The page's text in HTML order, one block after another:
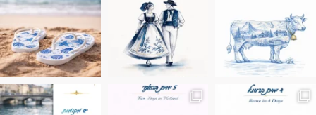
Instagram post
Instagram post 17994326828955248